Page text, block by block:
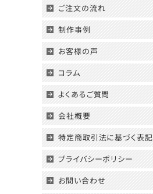
ご注文の流れ
制作事例
お客様の声
コラム
よくあるご質問
会社概要
特定商取引法に基づく表記
プライバシーポリシー
お問い合わせ